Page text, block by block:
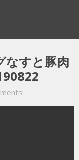
ポン酢かけ –
なすと豚肉